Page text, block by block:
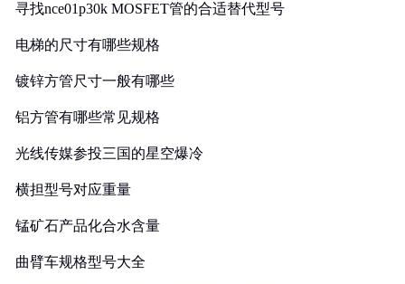
寻找nce01p30k MOSFET管的合适替代型号
电梯的尺寸有哪些规格
镀锌方管尺寸一般有哪些
铝方管有哪些常见规格
光线传媒参投三国的星空爆冷
横担型号对应重量
锰矿石产品化合水含量
曲臂车规格型号大全